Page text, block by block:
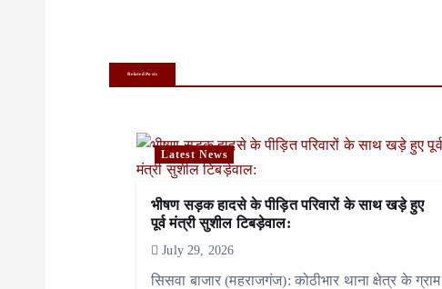
Related Posts
Latest News
भीषण सड़क हादसे के पीड़ित परिवारों के साथ खड़े हुए
पूर्व मंत्री सुशील टिबड़ेवाल:
July 29, 2026
सिसवा बाजार (महराजगंज): कोठीभार थाना क्षेत्र के ग्राम